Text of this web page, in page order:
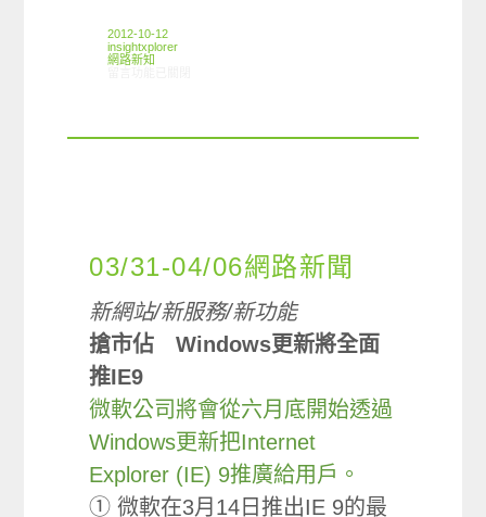
2012-10-12
insightxplorer
網路新知
03/31-04/06網路新聞
新網站/新服務/新功能
搶市佔 Windows更新將全面
推IE9
微軟公司將會從六月底開始透過
Windows更新把Internet
Explorer (IE) 9推廣給用戶。
① 微軟在3月14日推出IE 9的最